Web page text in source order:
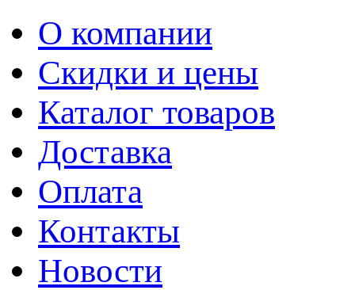
О компании
Скидки и цены
Каталог товаров
Доставка
Оплата
Контакты
Новости